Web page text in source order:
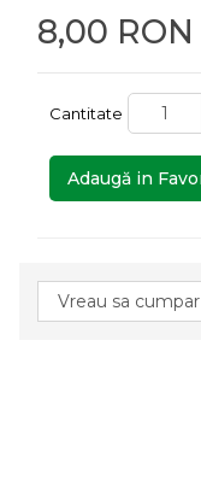
8,00 RON
Cantitate
Adaugă in